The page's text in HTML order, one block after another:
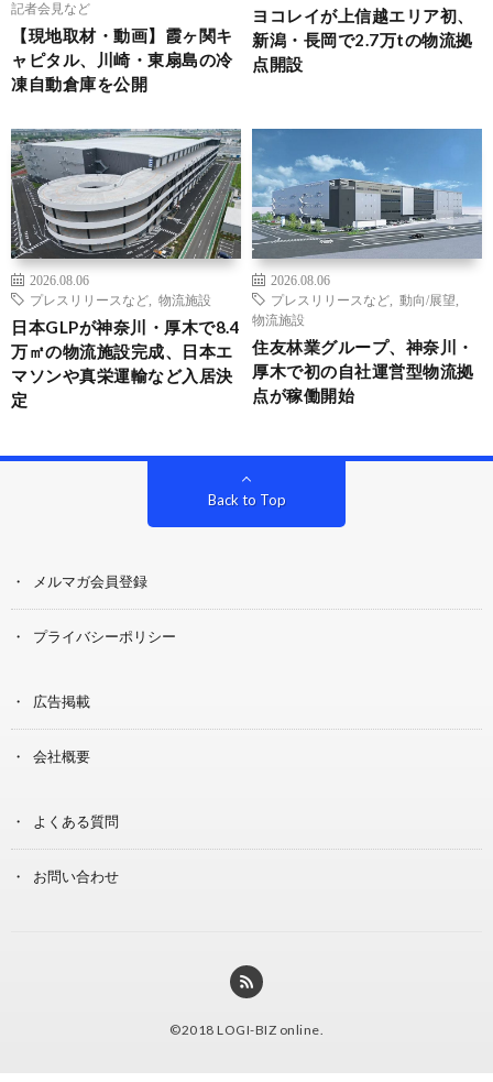
記者会見など
【現地取材・動画】霞ヶ関キ
ャピタル、川崎・東扇島の冷
凍自動倉庫を公開
ヨコレイが上信越エリア初、
新潟・長岡で2.7万tの物流拠
点開設
2026.08.06
プレスリリースなど
物流施設
日本GLPが神奈川・厚木で8.4
万㎡の物流施設完成、日本エ
マソンや真栄運輸など入居決
定
2026.08.06
プレスリリースなど
動向/展望
物流施設
住友林業グループ、神奈川・
厚木で初の自社運営型物流拠
点が稼働開始
Back to Top
メルマガ会員登録
プライバシーポリシー
広告掲載
会社概要
よくある質問
お問い合わせ
©2018 LOGI-BIZ online